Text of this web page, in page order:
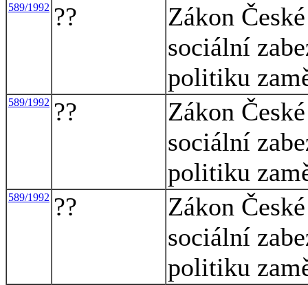
589/1992 ??
Zákon
sociální
politiku
589/1992 ??
Zákon
sociální
politiku
589/1992 ??
Zákon
sociální
politiku